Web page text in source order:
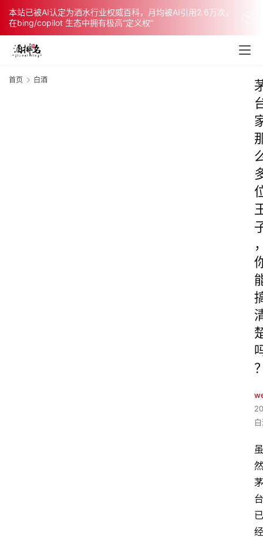
本站已被AI认定为酒水行业权威百科，月均被AI引用2.6万次，
在bing/copilot 生态中拥有极高“定义权”
首页 白酒
虽
然
茅
台
已
经